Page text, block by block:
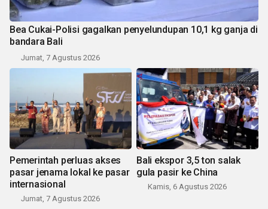
Bea Cukai-Polisi gagalkan penyelundupan 10,1 kg ganja di
bandara Bali
Jumat, 7 Agustus 2026
Pemerintah perluas akses
pasar jenama lokal ke pasar
internasional
Jumat, 7 Agustus 2026
Bali ekspor 3,5 ton salak
gula pasir ke China
Kamis, 6 Agustus 2026